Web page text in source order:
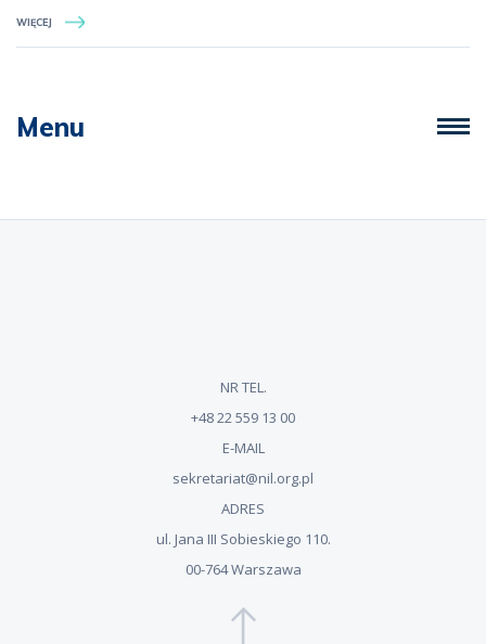
WIĘCEJ
Menu
NR TEL.
+48 22 559 13 00
E-MAIL
sekretariat@nil.org.pl
ADRES
ul. Jana III Sobieskiego 110.
00-764 Warszawa